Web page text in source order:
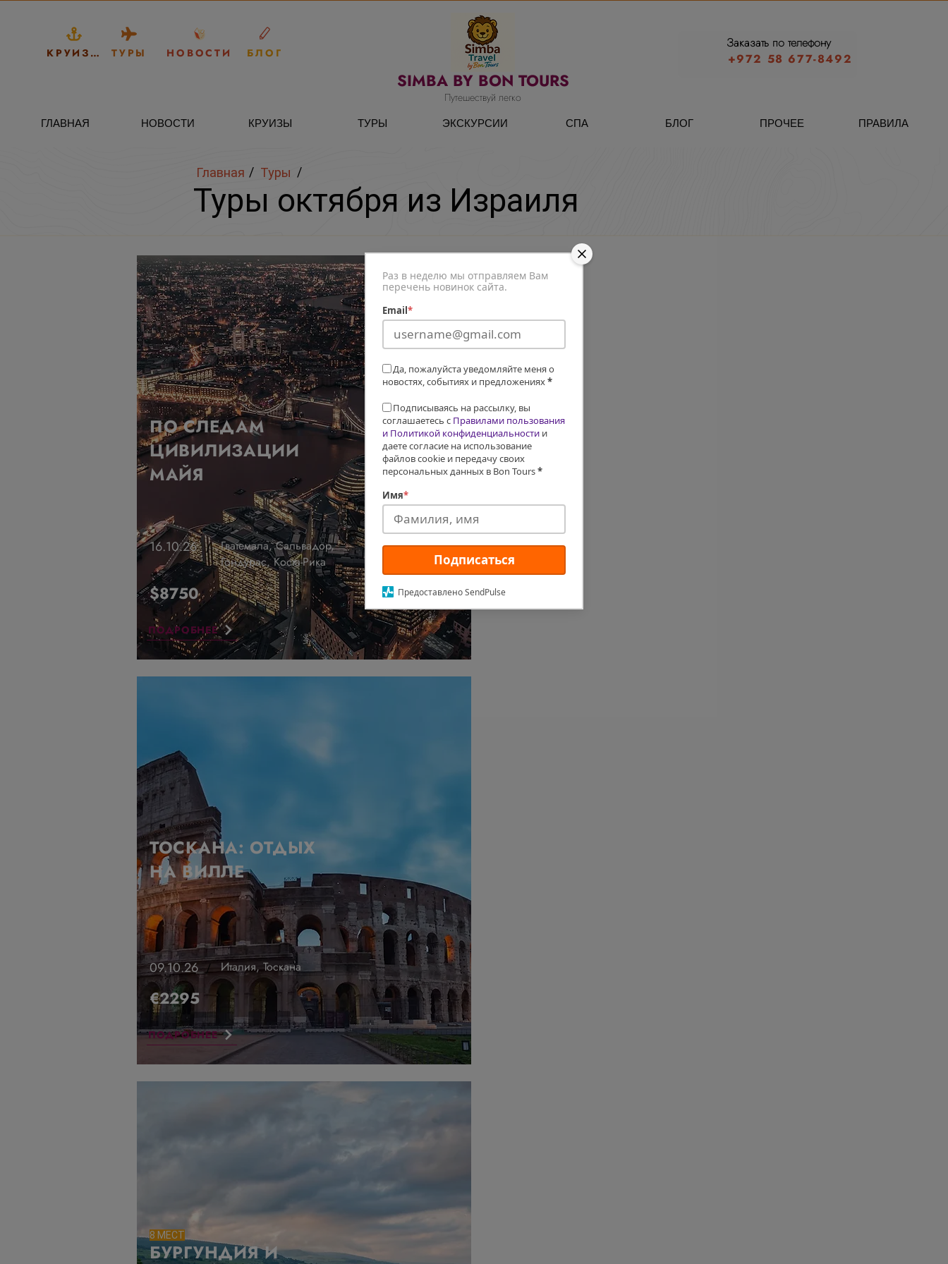
Раз в неделю мы отправляем Вам
перечень новинок сайта.
Email *
Да, пожалуйста уведомляйте меня о
новостях, событиях и предложениях*
Подписываясь на рассылку, вы
соглашаетесь с Правилами пользования
и Политикой конфиденциальности и
даете согласие на использование
файлов cookie и передачу своих
персональных данных в Bon Tours*
Имя*
Подписаться
Предоставлено SendPulse
КРУИЗЫ ТУРЫ НОВОСТИ БЛОГ
Путешествуй легко
SIMBA BY BON TOURS
+972 58 677-8492
Заказать по телефону
ГЛАВНАЯ НОВОСТИ КРУИЗЫ ТУРЫ ЭКСКУРСИИ СПА БЛОГ ПРОЧЕЕ ПРАВИЛА
Туры октября из Израиля
Главная / Туры /
ПО СЛЕДАМ
ЦИВИЛИЗАЦИИ
МАЙЯ
/
16.10.26
Гватемала, Сальвадор,
Гондурас, Коста-Рика
$8750
ПОДРОБНЕЕ
ТОСКАНА: ОТДЫХ
НА ВИЛЛЕ
/
09.10.26 Италия, Тоскана
€2295
ПОДРОБНЕЕ
БУРГУНДИЯ И
8 МЕСТ